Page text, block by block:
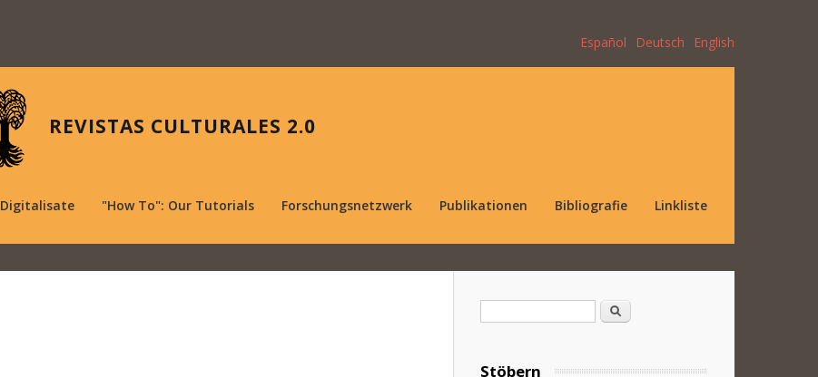
Español Deutsch English
REVISTAS CULTURALES 2.0
Digitalisate "How To": Our Tutorials Forschungsnetzwerk Publikationen Bibliografie Linkliste
Suche
Stöbern